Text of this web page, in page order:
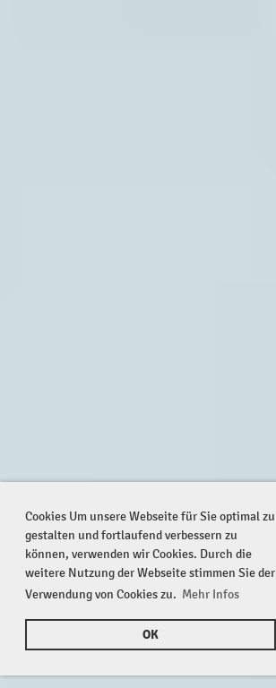
Cookies Um unsere Webseite für Sie optimal zu
gestalten und fortlaufend verbessern zu
können, verwenden wir Cookies. Durch die
weitere Nutzung der Webseite stimmen Sie der
Verwendung von Cookies zu. Mehr Infos
OK